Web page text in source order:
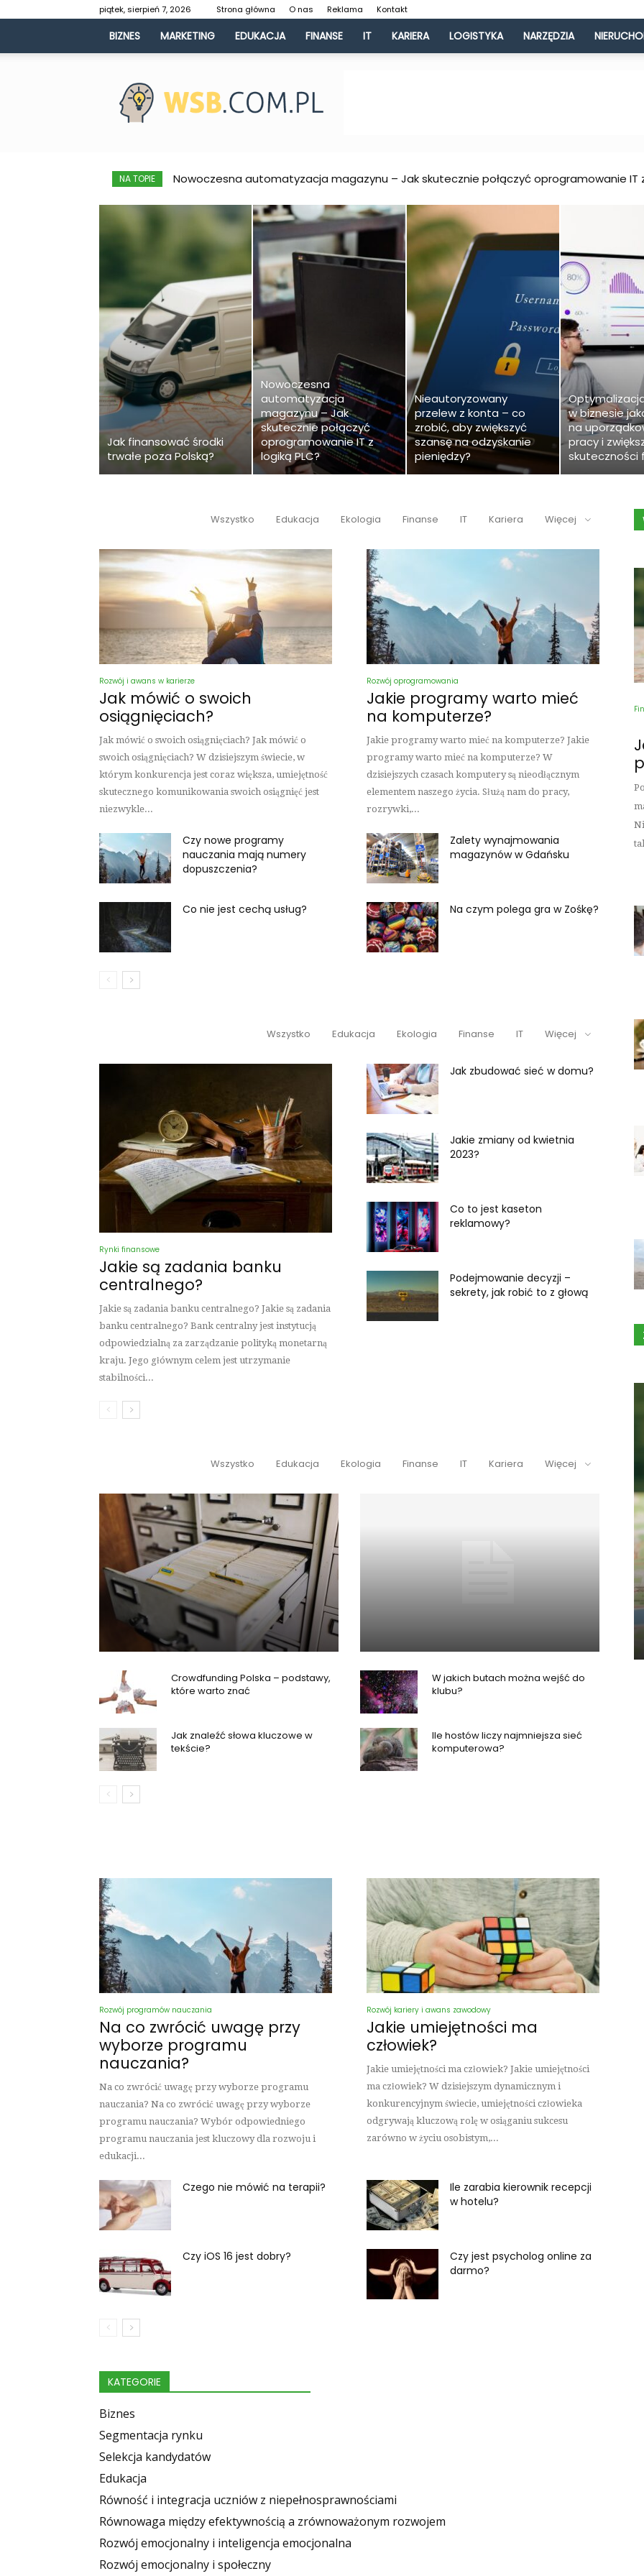
piątek, sierpień 7, 2026 Strona główna O nas Reklama Kontakt
BIZNES MARKETING EDUKACJA FINANSE IT KARIERA LOGISTYKA NARZĘDZIA
NA TOPIE Nowoczesna automatyzacja magazynu – Jak skutecznie połączyć oprogramowanie IT z
Nieautoryzowany przelew z konta – co zrobić, aby zwiększyć szansę na odzyskanie
Jak finansować środki
trwałe poza Polską?
Nowoczesna
automatyzacja
magazynu – Jak
skutecznie połączyć
oprogramowanie IT z
logiką PLC?
Nieautoryzowany
przelew z konta – co
zrobić, aby zwiększyć
szansę na odzyskanie
pieniędzy?
w biznesie
na
pracy i
skuteczności
Wszystko Edukacja Ekologia Finanse IT Kariera Więcej
Rozwój i awans w karierze
Jak mówić o swoich
osiągnięciach?
Jak mówić o swoich osiągnięciach? Jak mówić o
swoich osiągnięciach? W dzisiejszym świecie, w
którym konkurencja jest coraz większa, umiejętność
skutecznego komunikowania swoich osiągnięć jest
niezwykle...
Rozwój oprogramowania
Jakie programy warto mieć
na komputerze?
Jakie programy warto mieć na komputerze? Jakie
programy warto mieć na komputerze? W
dzisiejszych czasach komputery są nieodłącznym
elementem naszego życia. Służą nam do pracy,
rozrywki,...
Czy nowe programy
nauczania mają numery
dopuszczenia?
Zalety wynajmowania
magazynów w Gdańsku
Co nie jest cechą usług? Na czym polega gra w Zośkę?
Wszystko Edukacja Ekologia Finanse IT Więcej
Rynki finansowe
Jakie są zadania banku
centralnego?
Jakie są zadania banku centralnego? Jakie są zadania
banku centralnego? Bank centralny jest instytucją
odpowiedzialną za zarządzanie polityką monetarną
kraju. Jego głównym celem jest utrzymanie
stabilności...
Jak zbudować sieć w domu?
Jakie zmiany od kwietnia
2023?
Co to jest kaseton
reklamowy?
Podejmowanie decyzji –
sekrety, jak robić to z głową
Wszystko Edukacja Ekologia Finanse IT Kariera Więcej
Crowdfunding Polska – podstawy,
które warto znać
W jakich butach można wejść do
klubu?
Jak znaleźć słowa kluczowe w
tekście?
Ile hostów liczy najmniejsza sieć
komputerowa?
Rozwój programów nauczania
Na co zwrócić uwagę przy
wyborze programu
nauczania?
Na co zwrócić uwagę przy wyborze programu
nauczania? Na co zwrócić uwagę przy wyborze
programu nauczania? Wybór odpowiedniego
programu nauczania jest kluczowy dla rozwoju i
edukacji...
Rozwój kariery i awans zawodowy
Jakie umiejętności ma
człowiek?
Jakie umiejętności ma człowiek? Jakie umiejętności
ma człowiek? W dzisiejszym dynamicznym i
konkurencyjnym świecie, umiejętności człowieka
odgrywają kluczową rolę w osiąganiu sukcesu
zarówno w życiu osobistym,...
Czego nie mówić na terapii?
Ile zarabia kierownik recepcji
w hotelu?
Czy iOS 16 jest dobry?
Czy jest psycholog online za
darmo?
KATEGORIE
Biznes
Segmentacja rynku
Selekcja kandydatów
Edukacja
Równość i integracja uczniów z niepełnosprawnościami
Równowaga między efektywnością a zrównoważonym rozwojem
Rozwój emocjonalny i inteligencja emocjonalna
Rozwój emocjonalny i społeczny